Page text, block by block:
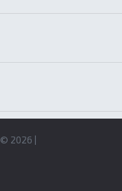
© 2026 |